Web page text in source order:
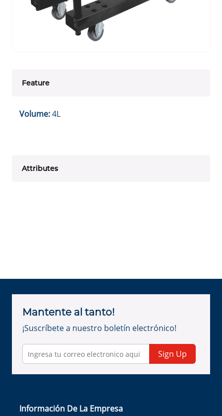
Feature
Volume:4L
Attributes
Mantente al tanto!
¡Suscríbete a nuestro boletín electrónico!
Sign Up
Información De La Empresa